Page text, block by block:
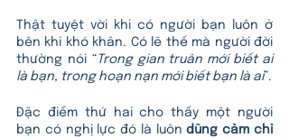
Thật tuyệt vời khi có người bạn luôn ở
bên khi khó khăn. Có lẽ thế mà người đời
thường nói “Trong gian truân mới biết ai
là bạn, trong hoạn nạn mới biết bạn là ai
Đặc điểm thứ hai cho thấy một người
bạn có nghị lực đó là luôn dũng cảm chỉ